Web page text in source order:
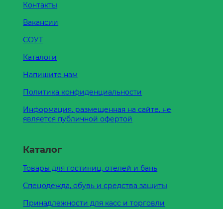
Контакты
Вакансии
СОУТ
Каталоги
Напишите нам
Политика конфиденциальности
Информация, размещенная на сайте, не
является публичной офертой
Каталог
Товары для гостиниц, отелей и бань
Спецодежда, обувь и средства защиты
Принадлежности для касс и торговли